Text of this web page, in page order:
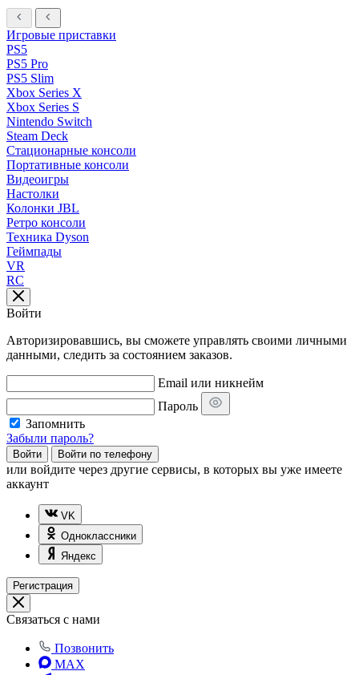
Игровые приставки
PS5
PS5 Pro
PS5 Slim
Xbox Series X
Xbox Series S
Nintendo Switch
Steam Deck
Стационарные консоли
Портативные консоли
Видеоигры
Настолки
Колонки JBL
Ретро консоли
Техника Dyson
Геймпады
VR
RC
Войти
Авторизировавшись, вы сможете управлять своими личными
данными, следить за состоянием заказов.
Email или никнейм
Пароль
Запомнить
Забыли пароль?
Войти Войти по телефону
или войдите через другие сервисы, в которых вы уже имеете
аккаунт
VK
Одноклассники
Яндекс
Регистрация
Связаться с нами
Позвонить
MAX